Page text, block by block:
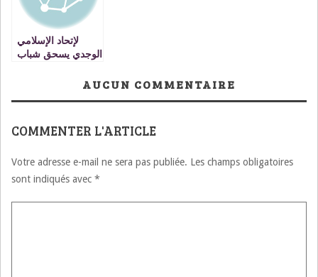
لإتحاد الإسلامي
الوجدي يسحق شباب
AUCUN COMMENTAIRE
COMMENTER L'ARTICLE
Votre adresse e-mail ne sera pas publiée. Les champs obligatoires
sont indiqués avec *